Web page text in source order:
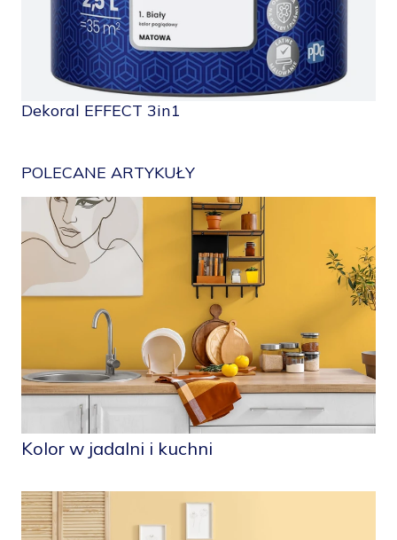
Dekoral EFFECT 3in1
POLECANE ARTYKUŁY
Kolor w jadalni i kuchni